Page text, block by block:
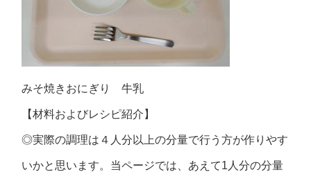
みそ焼きおにぎり 牛乳
【材料およびレシピ紹介】
◎実際の調理は４人分以上の分量で行う方が作りやす
いかと思います。当ページでは、あえて1人分の分量